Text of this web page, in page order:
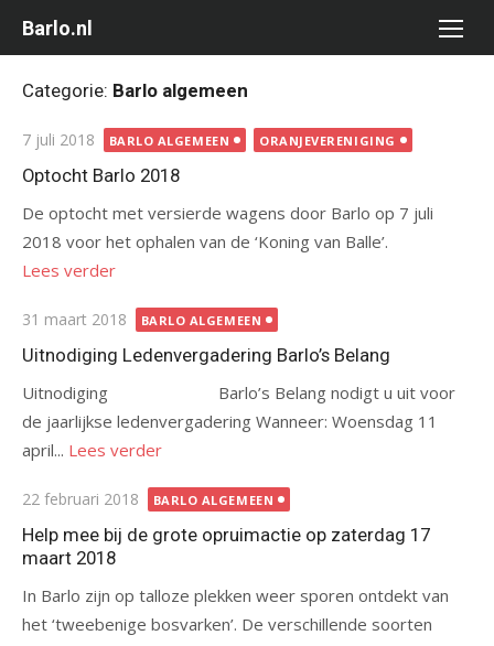
naar
inhoud
Barlo.nl
Categorie: Barlo algemeen
Gepubliceerd
op
7 juli 2018 BARLO ALGEMEEN ORANJEVERENIGING
Optocht Barlo 2018
De optocht met versierde wagens door Barlo op 7 juli
2018 voor het ophalen van de ‘Koning van Balle’.
Lees verder
Gepubliceerd
op
31 maart 2018 BARLO ALGEMEEN
Uitnodiging Ledenvergadering Barlo’s Belang
Uitnodiging Barlo’s Belang nodigt u uit voor
de jaarlijkse ledenvergadering Wanneer: Woensdag 11
april... Lees verder
Gepubliceerd
op
22 februari 2018 BARLO ALGEMEEN
Help mee bij de grote opruimactie op zaterdag 17
maart 2018
In Barlo zijn op talloze plekken weer sporen ontdekt van
het ‘tweebenige bosvarken’. De verschillende soorten